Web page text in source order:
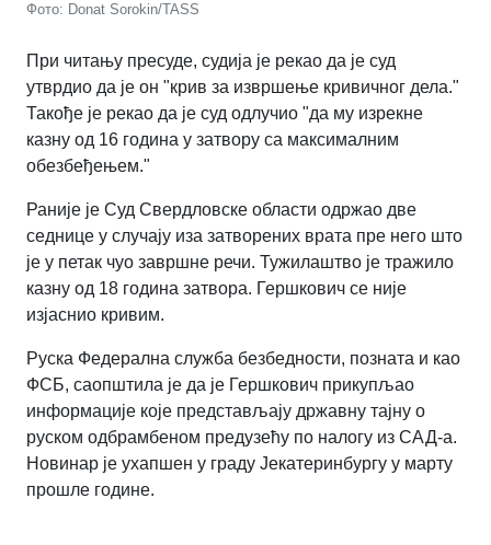
Фото: Donat Sorokin/TASS
При читању пресуде, судија је рекао да је суд
утврдио да је он "крив за извршење кривичног дела."
Такође је рекао да је суд одлучио "да му изрекне
казну од 16 година у затвору са максималним
обезбеђењем."
Раније је Суд Свердловске области одржао две
седнице у случају иза затворених врата пре него што
је у петак чуо завршне речи. Тужилаштво је тражило
казну од 18 година затвора. Гершкович се није
изјаснио кривим.
Руска Федерална служба безбедности, позната и као
ФСБ, саопштила је да је Гершкович прикупљао
информације које представљају државну тајну о
руском одбрамбеном предузећу по налогу из САД-а.
Новинар је ухапшен у граду Јекатеринбургу у марту
прошле године.